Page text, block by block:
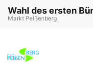
Wahl des ersten
Markt Peißenberg